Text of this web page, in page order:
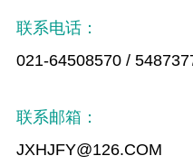
联系电话：
021-64508570 /
联系邮箱：
JXHJFY@126.COM